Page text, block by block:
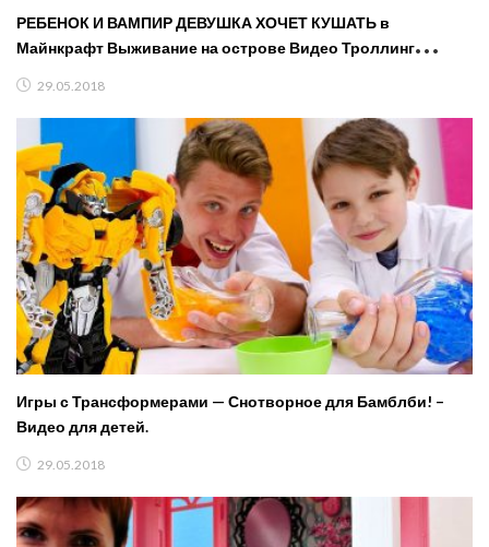
РЕБЕНОК И ВАМПИР ДЕВУШКА ХОЧЕТ КУШАТЬ в
Майнкрафт Выживание на острове Видео Троллинг
29.05.2018
Игры с Трансформерами — Снотворное для Бамблби! –
Видео для детей.
29.05.2018